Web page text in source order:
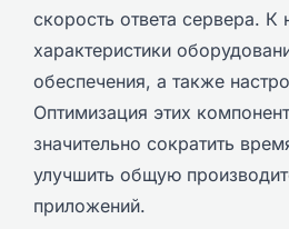
скорость ответа сервера. К
характеристики
обеспечения, а также
Оптимизация этих
значительно сократить
улучшить общую
приложений.